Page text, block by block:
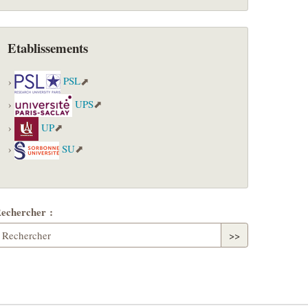
Etablissements
PSL
UPS
UP
SU
:
>>